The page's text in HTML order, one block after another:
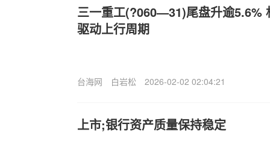
三一重工(?060—31)尾盘升逾5.6%
驱动上行周期
台海网 白岩松 2026-02-02 02:04:21
上市;银行资产质量保持稳定